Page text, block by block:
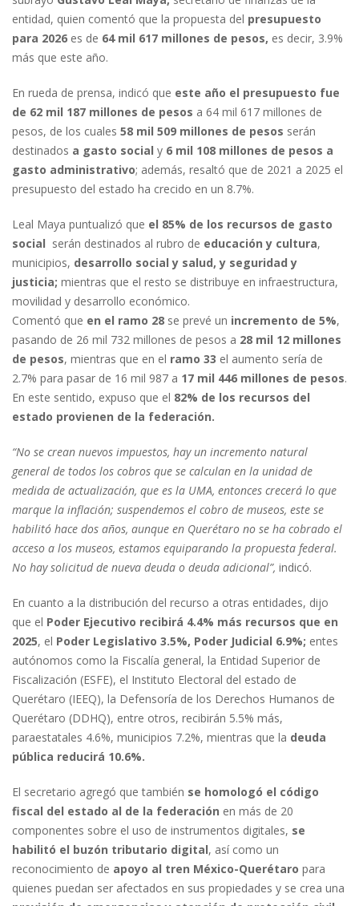
entidad, quien comentó que la propuesta del presupuesto
para 2026 es de 64 mil 617 millones de pesos, es decir, 3.9%
más que este año.
En rueda de prensa, indicó que este año el presupuesto fue
de 62 mil 187 millones de pesos a 64 mil 617 millones de
pesos, de los cuales 58 mil 509 millones de pesos serán
destinados a gasto social y 6 mil 108 millones de pesos a
gasto administrativo; además, resaltó que de 2021 a 2025 el
presupuesto del estado ha crecido en un 8.7%.
Leal Maya puntualizó que el 85% de los recursos de gasto
social serán destinados al rubro de educación y cultura,
municipios, desarrollo social y salud, y seguridad y
justicia; mientras que el resto se distribuye en infraestructura,
movilidad y desarrollo económico.
Comentó que en el ramo 28 se prevé un incremento de 5%,
pasando de 26 mil 732 millones de pesos a 28 mil 12 millones
de pesos, mientras que en el ramo 33 el aumento sería de
2.7% para pasar de 16 mil 987 a 17 mil 446 millones de pesos.
En este sentido, expuso que el 82% de los recursos del
estado provienen de la federación.
“No se crean nuevos impuestos, hay un incremento natural
general de todos los cobros que se calculan en la unidad de
medida de actualización, que es la UMA, entonces crecerá lo que
marque la inflación; suspendemos el cobro de museos, este se
habilitó hace dos años, aunque en Querétaro no se ha cobrado el
acceso a los museos, estamos equiparando la propuesta federal.
No hay solicitud de nueva deuda o deuda adicional”, indicó.
En cuanto a la distribución del recurso a otras entidades, dijo
que el Poder Ejecutivo recibirá 4.4% más recursos que en
2025, el Poder Legislativo 3.5%, Poder Judicial 6.9%; entes
autónomos como la Fiscalía general, la Entidad Superior de
Fiscalización (ESFE), el Instituto Electoral del estado de
Querétaro (IEEQ), la Defensoría de los Derechos Humanos de
Querétaro (DDHQ), entre otros, recibirán 5.5% más,
paraestatales 4.6%, municipios 7.2%, mientras que la deuda
pública reducirá 10.6%.
El secretario agregó que también se homologó el código
fiscal del estado al de la federación en más de 20
componentes sobre el uso de instrumentos digitales, se
habilitó el buzón tributario digital, así como un
reconocimiento de apoyo al tren México-Querétaro para
quienes puedan ser afectados en sus propiedades y se crea una